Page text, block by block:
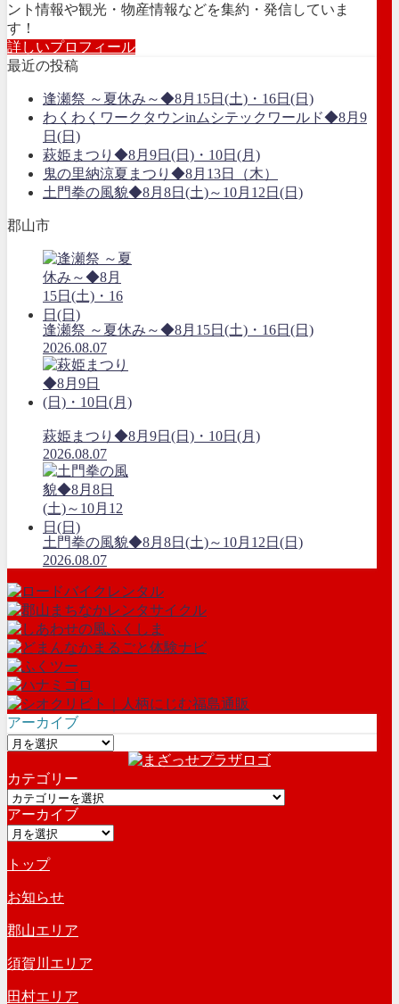
ント情報や観光・物産情報などを集約・発信していま
す！
詳しいプロフィール
最近の投稿
逢瀬祭 ～夏休み～◆8月15日(土)・16日(日)
わくわくワークタウンinムシテックワールド◆8月9
日(日)
萩姫まつり◆8月9日(日)・10日(月)
鬼の里納涼夏まつり◆8月13日（木）
土門拳の風貌◆8月8日(土)～10月12日(日)
郡山市
逢瀬祭 ～夏休み～◆8月15日(土)・16日(日)
2026.08.07
萩姫まつり◆8月9日(日)・10日(月)
2026.08.07
土門拳の風貌◆8月8日(土)～10月12日(日)
2026.08.07
アーカイブ
ア
カ
イ
ブ
カテゴリー
カ
テ
ゴ
ー
アーカイブ
ア
カ
イ
ブ
トップ
お知らせ
郡山エリア
須賀川エリア
田村エリア